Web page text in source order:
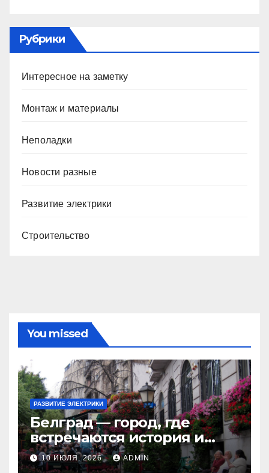
Рубрики
Интересное на заметку
Монтаж и материалы
Неполадки
Новости разные
Развитие электрики
Строительство
You missed
РАЗВИТИЕ ЭЛЕКТРИКИ
Белград — город, где
встречаются история и
современность
10 ИЮЛЯ, 2026 ADMIN